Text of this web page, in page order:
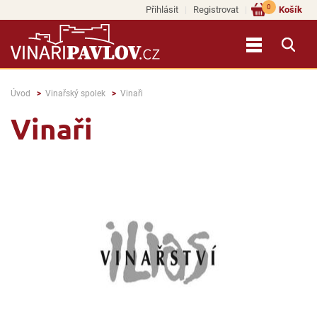
Přihlásit Registrovat Košík
0
Úvod Vinařský spolek Vinaři
Vinaři